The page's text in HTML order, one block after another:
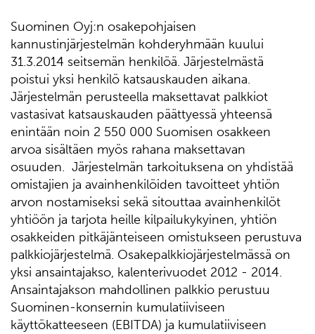
Suominen Oyj:n osakepohjaisen
kannustinjärjestelmän kohderyhmään kuului
31.3.2014 seitsemän henkilöä. Järjestelmästä
poistui yksi henkilö katsauskauden aikana.
Järjestelmän perusteella maksettavat palkkiot
vastasivat katsauskauden päättyessä yhteensä
enintään noin 2 550 000 Suomisen osakkeen
arvoa sisältäen myös rahana maksettavan
osuuden. Järjestelmän tarkoituksena on yhdistää
omistajien ja avainhenkilöiden tavoitteet yhtiön
arvon nostamiseksi sekä sitouttaa avainhenkilöt
yhtiöön ja tarjota heille kilpailukykyinen, yhtiön
osakkeiden pitkäjänteiseen omistukseen perustuva
palkkiojärjestelmä. Osakepalkkiojärjestelmässä on
yksi ansaintajakso, kalenterivuodet 2012 - 2014.
Ansaintajakson mahdollinen palkkio perustuu
Suominen-konsernin kumulatiiviseen
käyttökatteeseen (EBITDA) ja kumulatiiviseen